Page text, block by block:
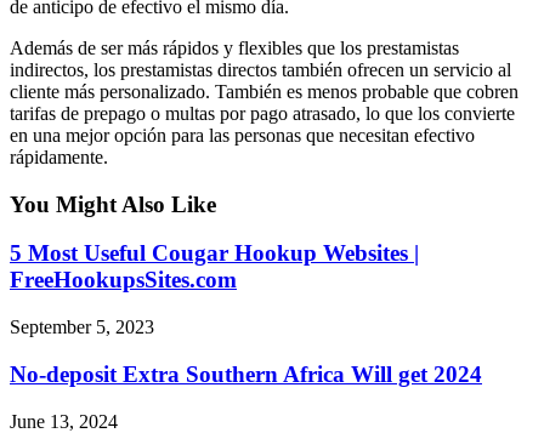
de anticipo de efectivo el mismo día.
Además de ser más rápidos y flexibles que los prestamistas
indirectos, los prestamistas directos también ofrecen un servicio al
cliente más personalizado. También es menos probable que cobren
tarifas de prepago o multas por pago atrasado, lo que los convierte
en una mejor opción para las personas que necesitan efectivo
rápidamente.
You Might Also Like
5 Most Useful Cougar Hookup Websites |
FreeHookupsSites.com
September 5, 2023
No-deposit Extra Southern Africa Will get 2024
June 13, 2024